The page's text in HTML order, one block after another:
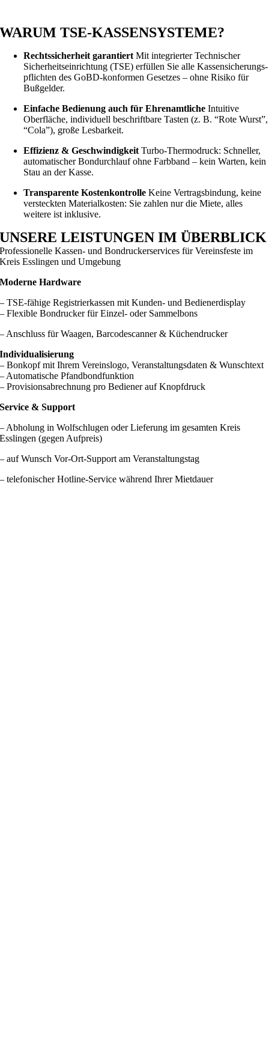
WARUM TSE‑KASSENSYSTEME?
Rechtssicherheit garantiertMit integrierter Technischer
Sicherheitseinrichtung (TSE) erfüllen Sie alle Kassen­sicherungs­
pflichten des GoBD-konformen Gesetzes – ohne Risiko für
Bußgelder.
Einfache Bedienung auch für EhrenamtlicheIntuitive
Oberfläche, individuell beschriftbare Tasten (z. B. “Rote Wurst”,
“Cola”), große Lesbarkeit.
Effizienz & GeschwindigkeitTurbo‑Thermodruck: Schneller,
automatischer Bondurchlauf ohne Farbband – kein Warten, kein
Stau an der Kasse.
Transparente KostenkontrolleKeine Vertragsbindung, keine
versteckten Material­kosten: Sie zahlen nur die Miete, alles
weitere ist inklusive.
UNSERE LEISTUNGEN IM ÜBERBLICK
Professionelle Kassen- und Bondruckerservices für Vereinsfeste im
Kreis Esslingen und Umgebung
Moderne Hardware
– TSE‑fähige Registrierkassen mit Kunden‑ und Bedienerdisplay
– Flexible Bondrucker für Einzel‑ oder Sammelbons
– Anschluss für Waagen, Barcodescanner & Küchendrucker
Individualisierung
– Bonkopf mit Ihrem Vereinslogo, Veranstaltungs­daten & Wunschtext
– Automatische Pfand­bond­funktion
– Provisions­abrechnung pro Bediener auf Knopfdruck
Service & Support
– Abholung in Wolfschlugen oder Lieferung im gesamten Kreis
Esslingen (gegen Aufpreis)
– auf Wunsch Vor‑Ort‑Support am Veranstaltungstag
– telefonischer Hotline‑Service während Ihrer Mietdauer